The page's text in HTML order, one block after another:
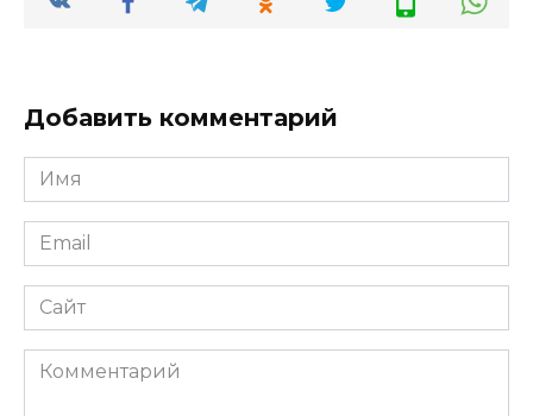
Добавить комментарий
Имя
*
Email
*
Сайт
Комментарий